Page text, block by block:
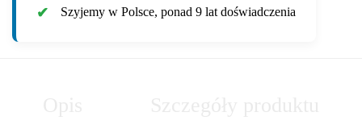
Szyjemy w Polsce, ponad 9 lat doświadczenia